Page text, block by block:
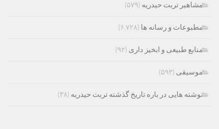
مشاهیر تربت حیدریه (۵۷۹)
مطبوعات و رسانه ها (۶,۷۲۸)
منابع طبیعی و ابخیز داری (۹۲)
موسیقی (۵۹۳)
نوشته هایی در باره تاریخ گذشته تربت حیدریه (۳۸)